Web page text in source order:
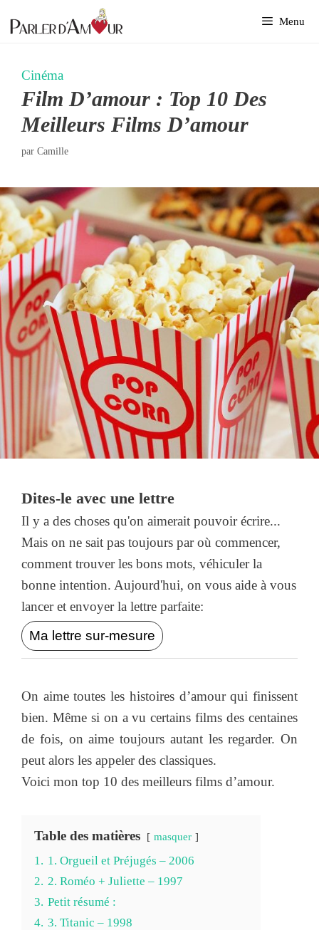
au
Menu
Cinéma
Film D’amour : Top 10 Des
Meilleurs Films D’amour
par Camille
Dites-le avec une lettre
Il y a des choses qu'on aimerait pouvoir écrire...
Mais on ne sait pas toujours par où commencer,
comment trouver les bons mots, véhiculer la
bonne intention. Aujourd'hui, on vous aide à vous
lancer et envoyer la lettre parfaite:
Ma lettre sur-mesure
On aime toutes les histoires d’amour qui finissent
bien. Même si on a vu certains films des centaines
de fois, on aime toujours autant les regarder. On
peut alors les appeler des classiques.
Voici mon top 10 des meilleurs films d’amour.
Table des matières masquer
1. 1. Orgueil et Préjugés – 2006
2. 2. Roméo + Juliette – 1997
3. Petit résumé :
4. 3. Titanic – 1998